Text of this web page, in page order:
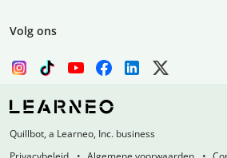
Volg ons
Quillbot, a Learneo, Inc. business